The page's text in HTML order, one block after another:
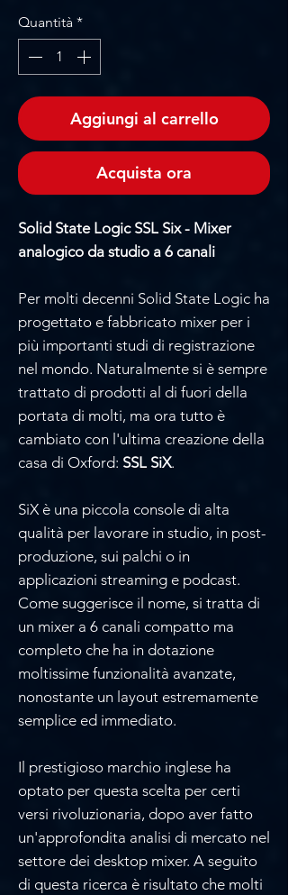
Quantità *
Aggiungi al carrello
Acquista ora
Solid State Logic SSL Six - Mixer
analogico da studio a 6 canali
Per molti decenni Solid State Logic ha
progettato e fabbricato mixer per i
più importanti studi di registrazione
nel mondo. Naturalmente si è sempre
trattato di prodotti al di fuori della
portata di molti, ma ora tutto è
cambiato con l'ultima creazione della
casa di Oxford: SSL SiX.
SiX è una piccola console di alta
qualità per lavorare in studio, in post-
produzione, sui palchi o in
applicazioni streaming e podcast.
Come suggerisce il nome, si tratta di
un mixer a 6 canali compatto ma
completo che ha in dotazione
moltissime funzionalità avanzate,
nonostante un layout estremamente
semplice ed immediato.
Il prestigioso marchio inglese ha
optato per questa scelta per certi
versi rivoluzionaria, dopo aver fatto
un'approfondita analisi di mercato nel
settore dei desktop mixer. A seguito
di questa ricerca è risultato che molti